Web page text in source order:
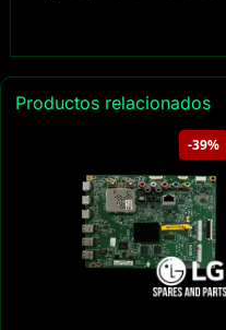
Productos relacionados
-39%